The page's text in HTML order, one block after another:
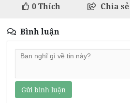
0Thích Chia sẻ
Bình luận
Gửi bình luận